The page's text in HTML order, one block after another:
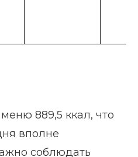
889,5 ккал, что
вполне
соблюдать